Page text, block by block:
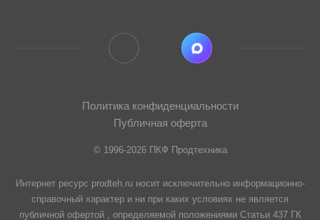
Политика конфиденциальности
Публичная оферта
© 1996-2026 ПКФ Продтехника
Интернет ресурс prodteh.ru носит исключительно информационно-
справочный характер и ни при каких условиях не является
публичной офертой , определяемой положениями Статьи 437 ГК